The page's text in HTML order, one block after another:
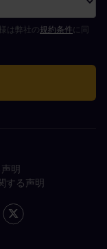
した。後ほど、もう一度や
てください。
は弊社の規約条件に同
明
する声明